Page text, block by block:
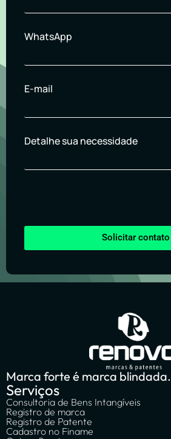
WhatsApp
E-mail
Detalhe sua necessidade
Solicitar contato
Marca forte é marca blindada.
Serviços
Consultoria de Bens Intangíveis
Registro de marca
Registro de Patente
Cadastro no Finame